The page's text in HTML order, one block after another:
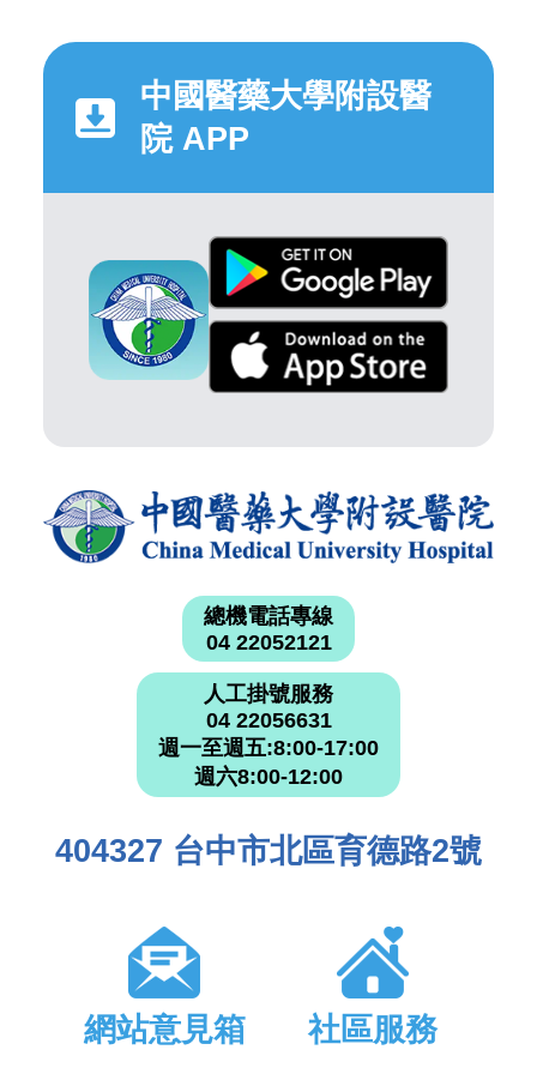
中國醫藥大學附設醫
院 APP
總機電話專線
04 22052121
人工掛號服務
04 22056631
週一至週五:8:00-17:00
週六8:00-12:00
404327 台中市北區育德路2號
網站意見箱 社區服務